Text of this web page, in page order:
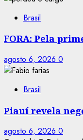
Brasil
FORA: Pela
agosto 6, 2026 0
Brasil
Piauí revela
agosto 6, 2026 0